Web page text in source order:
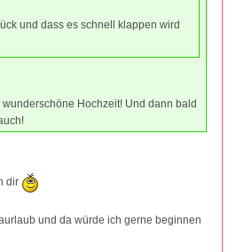
und dass es schnell klappen wird
Hochzeit! Und dann bald
dir
und da würde ich gerne beginnen